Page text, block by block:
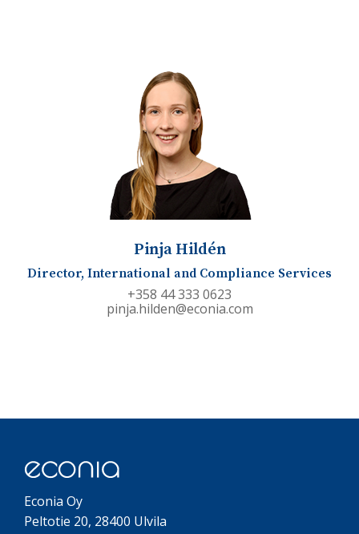
Pinja Hildén
Director, International and Compliance Services
+358 44 333 0623
pinja.hilden@econia.com
Econia Oy
Peltotie 20, 28400 Ulvila